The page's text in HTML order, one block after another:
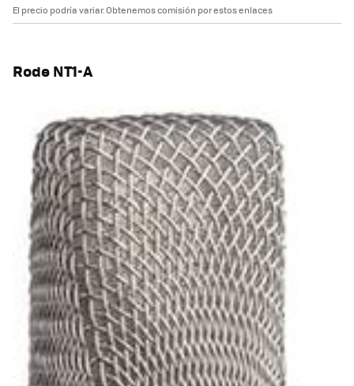
El precio podría variar. Obtenemos comisión por estos enlaces
Rode NT1-A